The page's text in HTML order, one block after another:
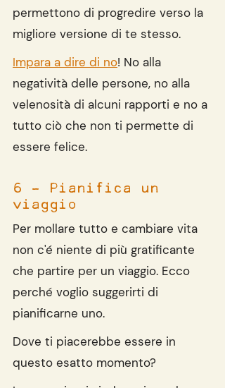
permettono di progredire verso la
migliore versione di te stesso.
Impara a dire di no! No alla
negatività delle persone, no alla
velenosità di alcuni rapporti e no a
tutto ciò che non ti permette di
essere felice.
6 - Pianifica un
viaggio
Per mollare tutto e cambiare vita
non c'é niente di più gratificante
che partire per un viaggio. Ecco
perché voglio suggerirti di
pianificarne uno.
Dove ti piacerebbe essere in
questo esatto momento?